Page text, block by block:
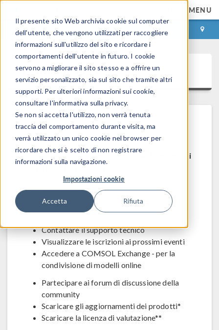
Il presente sito Web archivia cookie sul computer
dell'utente, che vengono utilizzati per raccogliere
informazioni sull'utilizzo del sito e ricordare i
comportamenti dell'utente in futuro. I cookie
servono a migliorare il sito stesso e a offrire un
servizio personalizzato, sia sul sito che tramite altri
supporti. Per ulteriori informazioni sui cookie,
consultare l'informativa sulla privacy.
Se non si accetta l'utilizzo, non verrà tenuta
traccia del comportamento durante visita, ma
verrà utilizzato un unico cookie nel browser per
ricordare che si è scelto di non registrare
informazioni sulla navigazione.
Impostazioni cookie
Accetta Rifiuta
MENU
ACCEDI CONTACT
COMSOL Access
Benvenuti in COMSOL Access
COMSOL Access è un servizio che forniamo ai
nostri utenti attuali e potenziali.
Modificare le informazioni di contatto e di
Contattare il supporto tecnico
Visualizzare le iscrizioni ai prossimi eventi
Accedere a COMSOL Exchange - per la
condivisione di modelli online
Partecipare ai forum di discussione della
community
Scaricare gli aggiornamenti dei prodotti*
Scaricare la licenza di valutazione**